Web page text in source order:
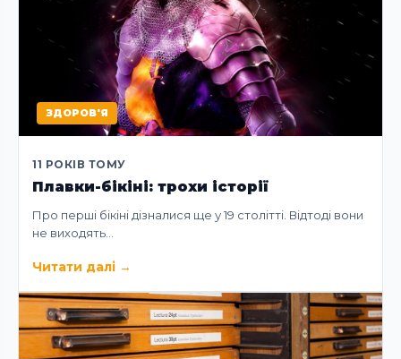
ЗДОРОВ'Я
11 РОКІВ ТОМУ
Плавки-бікіні: трохи історії
Про перші бікіні дізналися ще у 19 столітті. Відтоді вони
не виходять…
Читати далі →